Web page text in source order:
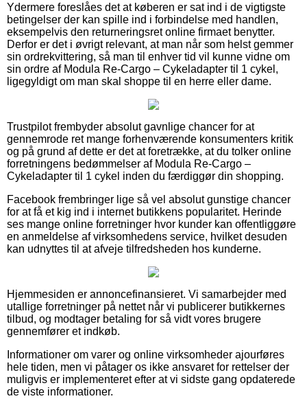
Ydermere foreslåes det at køberen er sat ind i de vigtigste
betingelser der kan spille ind i forbindelse med handlen,
eksempelvis den returneringsret online firmaet benytter.
Derfor er det i øvrigt relevant, at man når som helst gemmer
sin ordrekvittering, så man til enhver tid vil kunne vidne om
sin ordre af Modula Re-Cargo – Cykeladapter til 1 cykel,
ligegyldigt om man skal shoppe til en herre eller dame.
Trustpilot frembyder absolut gavnlige chancer for at
gennemrode ret mange forhenværende konsumenters kritik
og på grund af dette er det at foretrække, at du tolker online
forretningens bedømmelser af Modula Re-Cargo –
Cykeladapter til 1 cykel inden du færdiggør din shopping.
Facebook frembringer lige så vel absolut gunstige chancer
for at få et kig ind i internet butikkens popularitet. Herinde
ses mange online forretninger hvor kunder kan offentliggøre
en anmeldelse af virksomhedens service, hvilket desuden
kan udnyttes til at afveje tilfredsheden hos kunderne.
Hjemmesiden er annoncefinansieret. Vi samarbejder med
utallige forretninger på nettet når vi publicerer butikkernes
tilbud, og modtager betaling for så vidt vores brugere
gennemfører et indkøb.
Informationer om varer og online virksomheder ajourføres
hele tiden, men vi påtager os ikke ansvaret for rettelser der
muligvis er implementeret efter at vi sidste gang opdaterede
de viste informationer.